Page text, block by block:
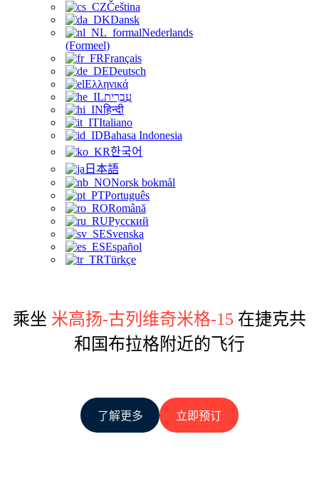
Čeština
Dansk
Nederlands
(Formeel)
Français
Deutsch
Ελληνικά
עִבְרִית
हिन्दी
Italiano
Bahasa Indonesia
한국어
日本語
Norsk bokmål
Português
Română
Русский
Svenska
Español
Türkçe
乘坐 米高扬-古列维奇米格-15 在捷克共
和国布拉格附近的飞行
了解更多 立即预订